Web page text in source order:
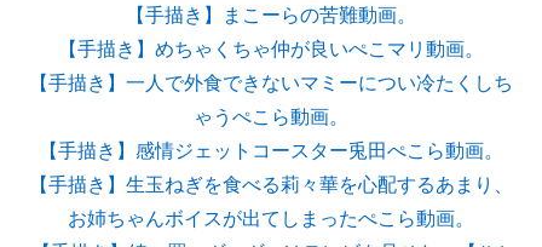
【手描き】まこーらの苦難動画。
【手描き】めちゃくちゃ仲が良いぺこマリ動画。
【手描き】一人で外食できないマミーについ冷たくしち
ゃうぺこら動画。
【手描き】感情ジェットコースター兎田ぺこら動画。
【手描き】生玉ねぎを食べる莉々華を心配するあまり、
お姉ちゃんボイスが出てしまったぺこら動画。